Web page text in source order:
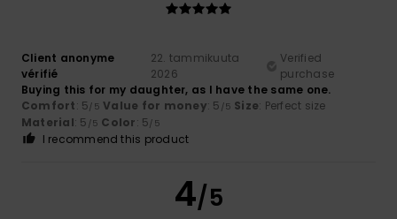
Client anonyme
vérifié
22. tammikuuta
2026
Verified
purchase
Buying this for my daughter, as I have the same one.
Comfort: 5/5 Value for money: 5 /5 Size: Perfect size
Material: 5 /5 Color: 5/5
I recommend this product
4/5